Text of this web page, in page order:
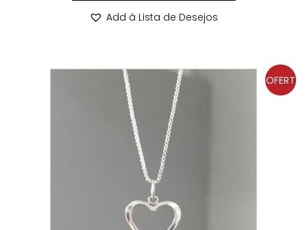
Add à Lista de Desejos
OFERT